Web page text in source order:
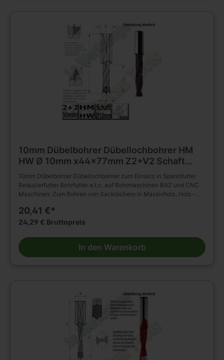
10mm Dübelbohrer Dübellochbohrer HM
HW Ø 10mm x44x77mm Z2+V2 Schaft
10mm
10mm Dübelbohrer Dübellochbohrer zum Einsatz in Spannfutter
Reduzierfutter Bohrfutter e.t.c. auf Bohrmaschinen BAZ und CNC
Maschinen. Zum Bohren von Sacklöchern in Massivholz, Holz-
HM Bohrer ) D=10mm L2=44mm L1=77mm Rechtslauf Schaft
10x30mm ohne Rückenführung. Massiver Hartmetall Schneidkopf
Vorschneidern. Vergrößerter Rückenfreischliff. Spiralteil
kunststoffbeschichtet. Zylinderschaft mit Spannfläche und
Tiefeneinstellschraube. Zum Einsatz im Spannfutter,
20,41 €*
24,29 € Bruttopreis
In den Warenkorb